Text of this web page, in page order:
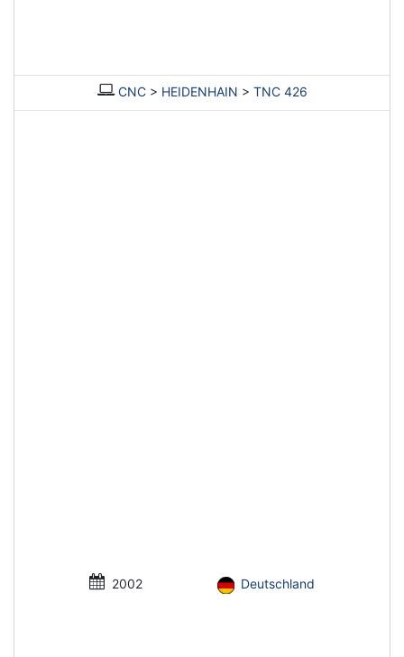
CNC> HEIDENHAIN > TNC 426
2002 Deutschland